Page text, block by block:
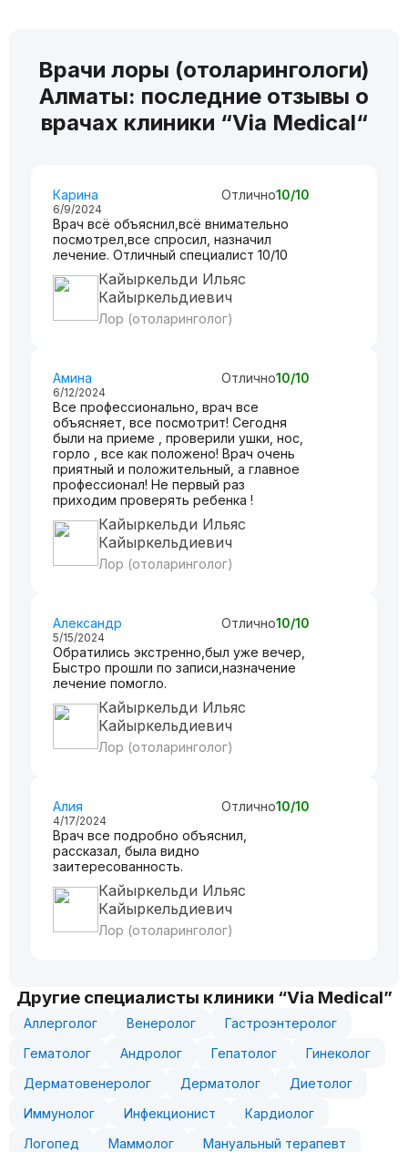
Врачи лоры (отоларингологи)
Алматы: последние отзывы о
врачах клиники “Via Medical“
Карина Отлично10/10
6/9/2024
Врач всё объяснил,всё внимательно
посмотрел,все спросил, назначил
лечение. Отличный специалист 10/10
Кайыркельди Ильяс
Кайыркельдиевич
Лор (отоларинголог)
Амина Отлично10/10
6/12/2024
Все профессионально, врач все
объясняет, все посмотрит! Сегодня
были на приеме , проверили ушки, нос,
горло , все как положено! Врач очень
приятный и положительный, а главное
профессионал! Не первый раз
приходим проверять ребенка !
Кайыркельди Ильяс
Кайыркельдиевич
Лор (отоларинголог)
Александр Отлично10/10
5/15/2024
Обратились экстренно,был уже вечер,
Быстро прошли по записи,назначение
лечение помогло.
Кайыркельди Ильяс
Кайыркельдиевич
Лор (отоларинголог)
Алия Отлично10/10
4/17/2024
Врач все подробно объяснил,
рассказал, была видно
заитересованность.
Кайыркельди Ильяс
Кайыркельдиевич
Лор (отоларинголог)
Другие специалисты клиники “Via Medical”
Аллерголог Венеролог
Гастроэнтеролог
Гематолог
Андролог Гепатолог
Гинеколог
Дерматовенеролог
Дерматолог
Диетолог
Иммунолог
Инфекционист
Кардиолог
Логопед
Маммолог
Мануальный терапевт